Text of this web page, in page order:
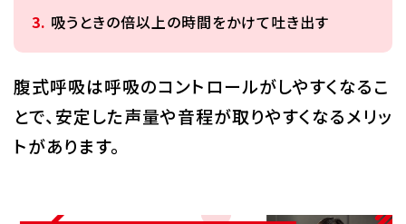
吸うときの倍以上の時間をかけて吐き出す
腹式呼吸は呼吸のコントロールがしやすくなるこ
とで、安定した声量や音程が取りやすくなるメリッ
トがあります。